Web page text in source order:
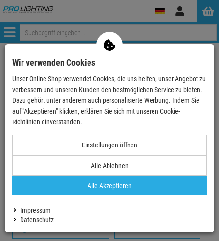
Anmelden
Menü
Mein Konto
Anmeldung
Ihre E-Mail
Passwort
Wir verwenden Cookies
Unser Online-Shop verwendet Cookies, die uns helfen, unser Angebot zu
verbessern und unseren Kunden den bestmöglichen Service zu bieten.
Dazu gehört unter anderem auch personalisierte Werbung. Indem Sie
auf "Akzeptieren" klicken, erklären Sie sich mit unseren Cookie-
Richtlinien einverstanden.
Einstellungen öffnen
Alle Ablehnen
Alle Akzeptieren
Impressum
Datenschutz